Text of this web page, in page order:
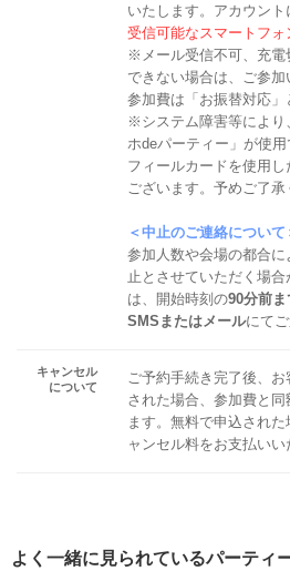
いたします。アカウン
受信可能なスマートフォ
※メール受信不可、充電
できない場合は、ご参
参加費は「お振替対応」
※システム障害等により
ホdeパーティー」が使
フィールカードを使用
ございます。予めご了承
＜中止のご連絡について
参加人数や会場の都合
止とさせていただく場
は、開始時刻の90分前ま
SMSまたはメールにてご
キャンセル
について
ご予約手続き完了後、
された場合、参加費と
ます。無料で申込され
ャンセル料をお支払いい
よく一緒に見られているパーティ